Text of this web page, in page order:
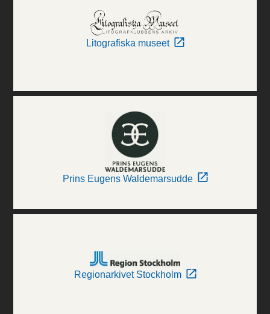
Litografiska museet
Prins Eugens Waldemarsudde
Regionarkivet Stockholm